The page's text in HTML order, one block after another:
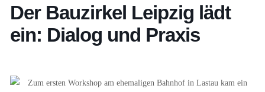
Der Bauzirkel Leipzig lädt
ein: Dialog und Praxis